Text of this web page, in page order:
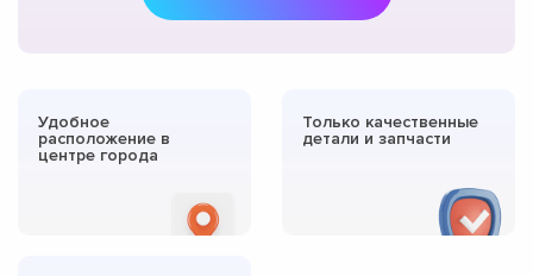
Удобное
расположение в
центре города
Только качественные
детали и запчасти